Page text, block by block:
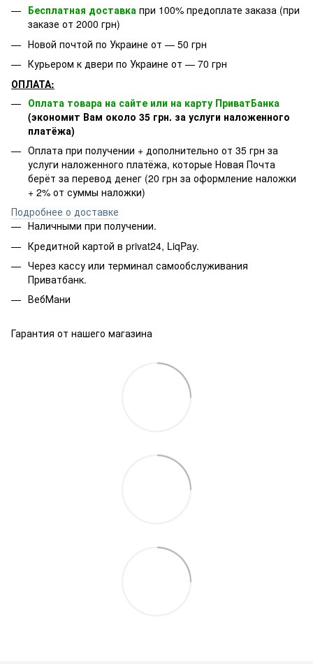
Бесплатная доставка при 100% предоплате заказа (при
заказе от 2000 грн)
Новой почтой по Украине от — 50 грн
Курьером к двери по Украине от — 70 грн
ОПЛАТА:
Оплата товара на сайте или на карту ПриватБанка
(экономит Вам около 35 грн. за услуги наложенного
платёжа)
Оплата при получении + дополнительно от 35 грн за
услуги наложенного платёжа, которые Новая Почта
берёт за перевод денег (20 грн за оформление наложки
+ 2% от суммы наложки)
Подробнее о доставке
Наличными при получении.
Кредитной картой в privat24, LiqPay.
Через кассу или терминал самообслуживания
Приватбанк.
ВебМани
Гарантия от нашего магазина